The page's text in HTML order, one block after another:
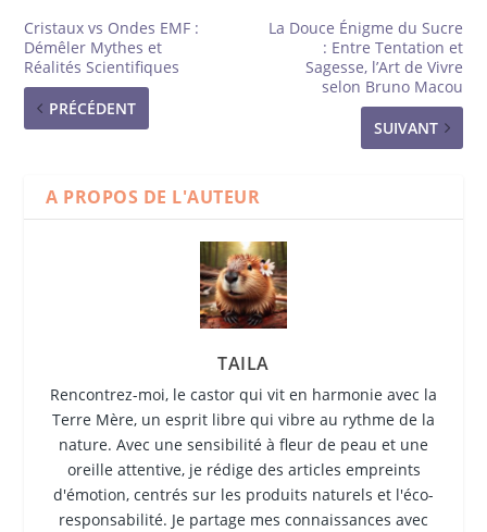
Cristaux vs Ondes EMF :
Démêler Mythes et
Réalités Scientifiques
PRÉCÉDENT
La Douce Énigme du Sucre
: Entre Tentation et
Sagesse, l’Art de Vivre
selon Bruno Macou
SUIVANT
A PROPOS DE L'AUTEUR
TAILA
Rencontrez-moi, le castor qui vit en harmonie avec la
Terre Mère, un esprit libre qui vibre au rythme de la
nature. Avec une sensibilité à fleur de peau et une
oreille attentive, je rédige des articles empreints
d'émotion, centrés sur les produits naturels et l'éco-
responsabilité. Je partage mes connaissances avec